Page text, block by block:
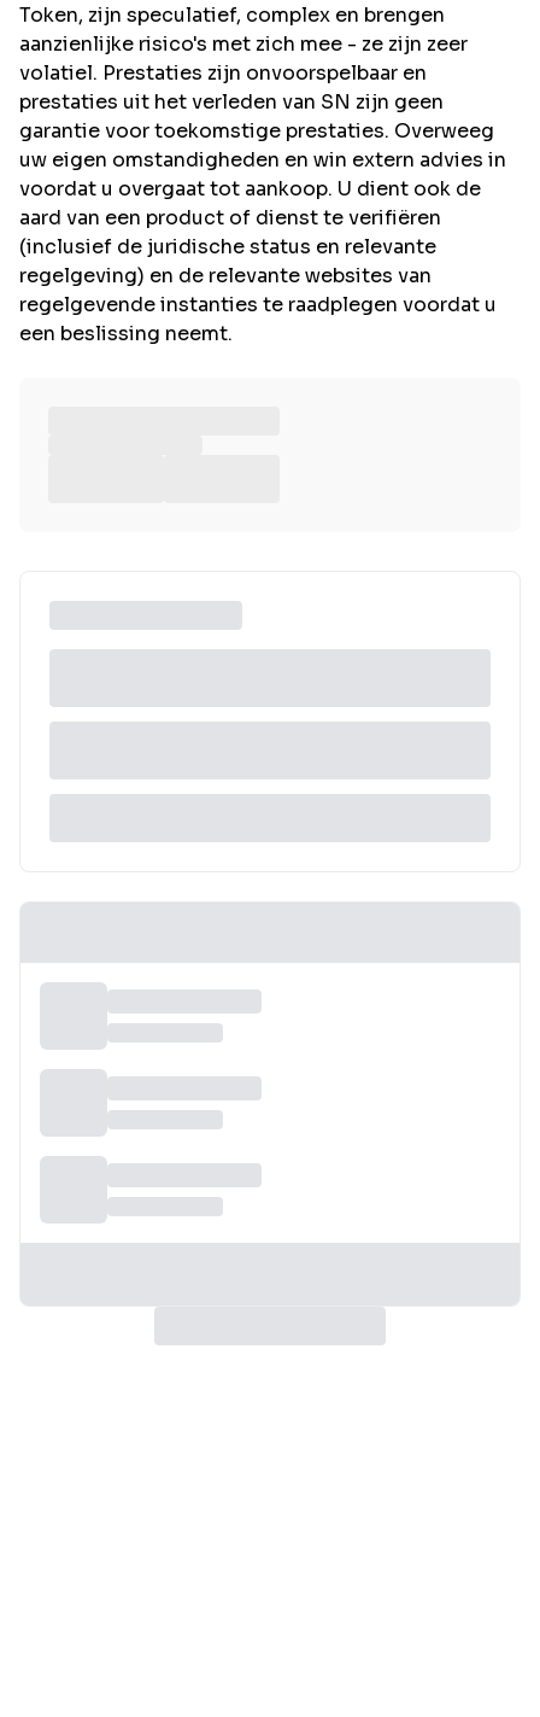
Token, zijn speculatief, complex en brengen
aanzienlijke risico's met zich mee - ze zijn zeer
volatiel. Prestaties zijn onvoorspelbaar en
prestaties uit het verleden van SN zijn geen
garantie voor toekomstige prestaties. Overweeg
uw eigen omstandigheden en win extern advies in
voordat u overgaat tot aankoop. U dient ook de
aard van een product of dienst te verifiëren
(inclusief de juridische status en relevante
regelgeving) en de relevante websites van
regelgevende instanties te raadplegen voordat u
een beslissing neemt.